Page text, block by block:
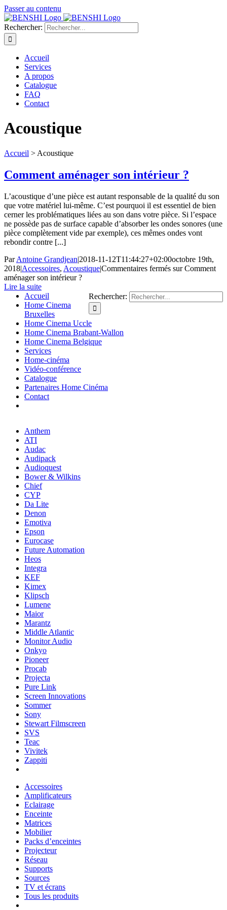
Passer au contenu
Rechercher:
Accueil
Services
A propos
Catalogue
FAQ
Contact
Acoustique
Accueil > Acoustique
Comment aménager son intérieur ?
L’acoustique d’une pièce est autant responsable de la qualité du son
que votre matériel lui-même. C’est pourquoi il est essentiel de bien
cerner les problématiques liées au son dans votre pièce. Si l’espace
ne possède pas de surface capable d’absorber les ondes sonores (une
pièce complètement vide par exemple), ces mêmes ondes vont
rebondir contre [...]
ParAntoine Grandjean|2018-11-12T11:44:27+02:00octobre 19th,
2018|Accessoires, Acoustique|Commentaires fermés sur Comment
aménager son intérieur ?
Lire la suite
Rechercher:
Accueil
Home Cinema
Bruxelles
Home Cinema Uccle
Home Cinema Brabant-Wallon
Home Cinema Belgique
Services
Home-cinéma
Vidéo-conférence
Catalogue
Partenaires Home Cinéma
Contact
Anthem
ATI
Audac
Audipack
Audioquest
Bower & Wilkins
Chief
CYP
Da Lite
Denon
Emotiva
Epson
Eurocase
Future Automation
Heos
Integra
KEF
Kimex
Klipsch
Lumene
Maior
Marantz
Middle Atlantic
Monitor Audio
Onkyo
Pioneer
Procab
Projecta
Pure Link
Screen Innovations
Sommer
Sony
Stewart Filmscreen
SVS
Teac
Vivitek
Zappiti
Accessoires
Amplificateurs
Eclairage
Enceinte
Matrices
Mobilier
Packs d’enceintes
Projecteur
Réseau
Supports
Sources
TV et écrans
Tous les produits